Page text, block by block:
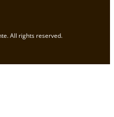
All rights reserved.